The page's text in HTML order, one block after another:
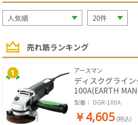
売れ筋ランキング
アースマン
ディスクグライン
100A(EARTH
型番： DGR-100A
￥4,605 (税込)